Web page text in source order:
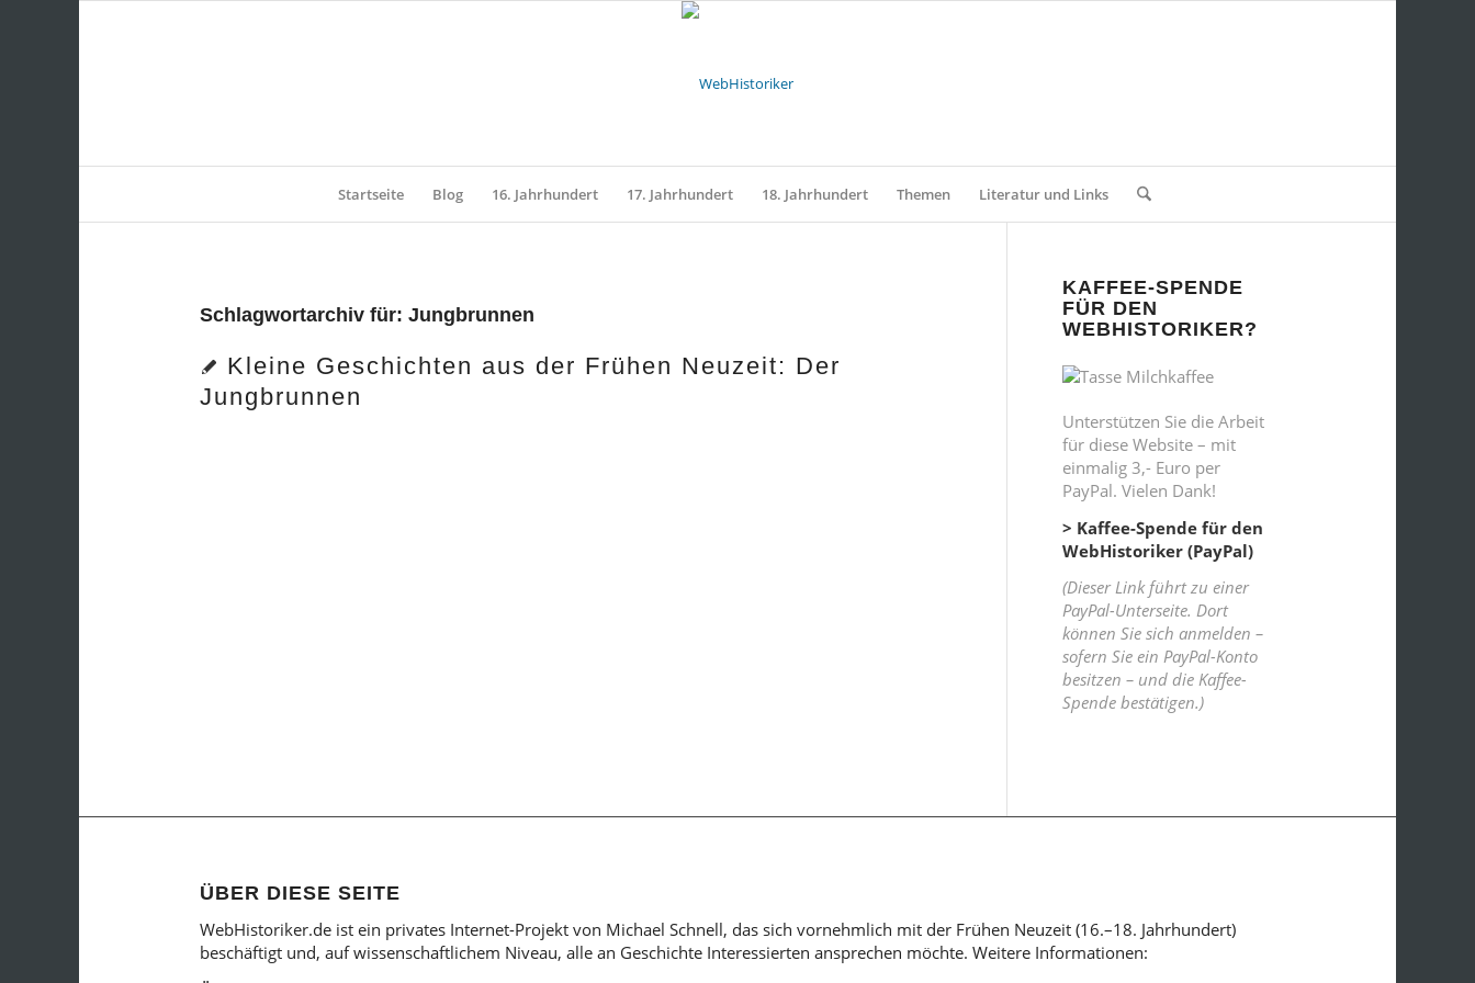
Startseite Blog 16. Jahrhundert 17. Jahrhundert 18. Jahrhundert Themen Literatur und Links
Schlagwortarchiv für: Jungbrunnen
Kleine Geschichten aus der Frühen Neuzeit: Der
Jungbrunnen
KAFFEE-SPENDE
FÜR DEN
WEBHISTORIKER?
Unterstützen Sie die Arbeit
für diese Website – mit
einmalig 3,- Euro per
PayPal. Vielen Dank!
> Kaffee-Spende für den
WebHistoriker (PayPal)
(Dieser Link führt zu einer
PayPal-Unterseite. Dort
können Sie sich anmelden –
sofern Sie ein PayPal-Konto
besitzen – und die Kaffee-
Spende bestätigen.)
ÜBER DIESE SEITE
WebHistoriker.de ist ein privates Internet-Projekt von Michael Schnell, das sich vornehmlich mit der Frühen Neuzeit (16.–18. Jahrhundert)
beschäftigt und, auf wissenschaftlichem Niveau, alle an Geschichte Interessierten ansprechen möchte. Weitere Informationen: